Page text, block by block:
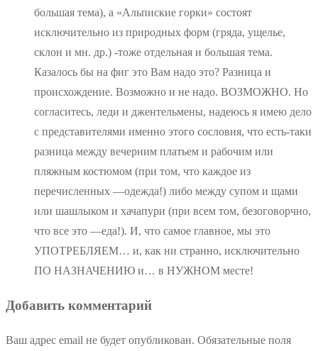
большая тема), а «Альпиские горки» состоят
исключительно из природных форм (гряда, ущелье,
склон и мн. др.) -тоже отдельная и большая тема.
Казалось бы на фиг это Вам надо это? Разница и
происхождение. Возможно и не надо. ВОЗМОЖНО. Но
согласитесь, леди и джентельмены, надеюсь я имею дело
с представителями именно этого сословия, что есть-таки
разница между вечерним платьем и рабочим или
пляжным костюмом (при том, что каждое из
перечисленных —одежда!) либо между супом и щами
или шашлыком и хачапури (при всем том, безоговорчно,
что все это —еда!). И, что самое главное, мы это
УПОТРЕБЛЯЕМ… и, как ни странно, исключительно
ПО НАЗНАЧЕНИЮ и… в НУЖНОМ месте!
Добавить комментарий
Ваш адрес email не будет опубликован. Обязательные поля